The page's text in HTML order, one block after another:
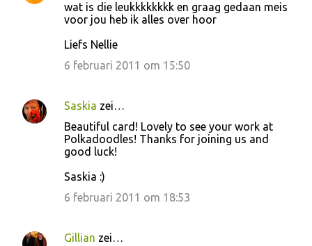
wat is die leukkkkkkkk en graag gedaan meis
voor jou heb ik alles over hoor
Liefs Nellie
6 februari 2011 om 15:50
Saskia zei…
Beautiful card! Lovely to see your work at
Polkadoodles! Thanks for joining us and
good luck!
Saskia :)
6 februari 2011 om 18:53
Gillian zei…